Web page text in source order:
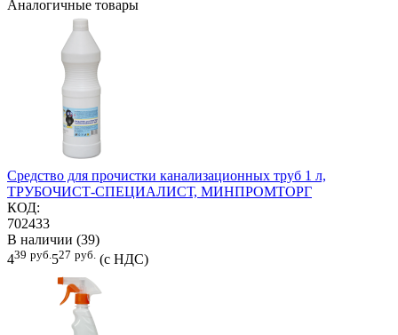
Аналогичные товары
Средство для прочистки канализационных труб 1 л,
ТРУБОЧИСТ-СПЕЦИАЛИСТ, МИНПРОМТОРГ
КОД:
702433
В наличии (39)
439 руб.527 руб. (с НДС)